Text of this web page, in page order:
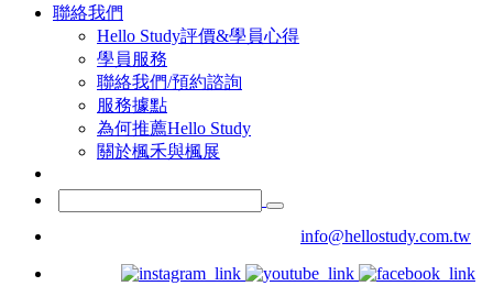
聯絡我們
Hello Study評價&學員心得
學員服務
聯絡我們/預約諮詢
服務據點
為何推薦Hello Study
關於楓禾與楓展
info@hellostudy.com.tw